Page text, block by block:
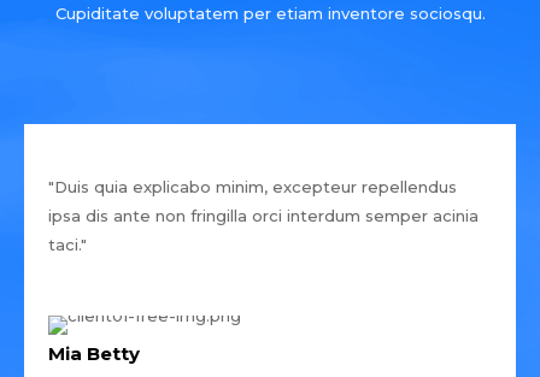
Cupiditate voluptatem per etiam inventore sociosqu.
"Duis quia explicabo minim, excepteur repellendus
ipsa dis ante non fringilla orci interdum semper acinia
taci."
Mia Betty